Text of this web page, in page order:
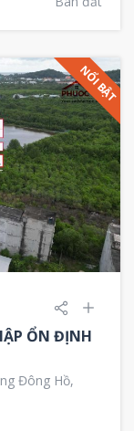
NỔI BẬT
ỔN ĐỊNH
Đông Hồ,